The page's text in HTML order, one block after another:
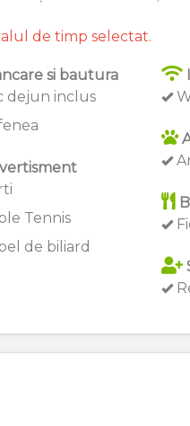
de timp selectat.
si bautura
dejun inclus
Tennis
de biliard